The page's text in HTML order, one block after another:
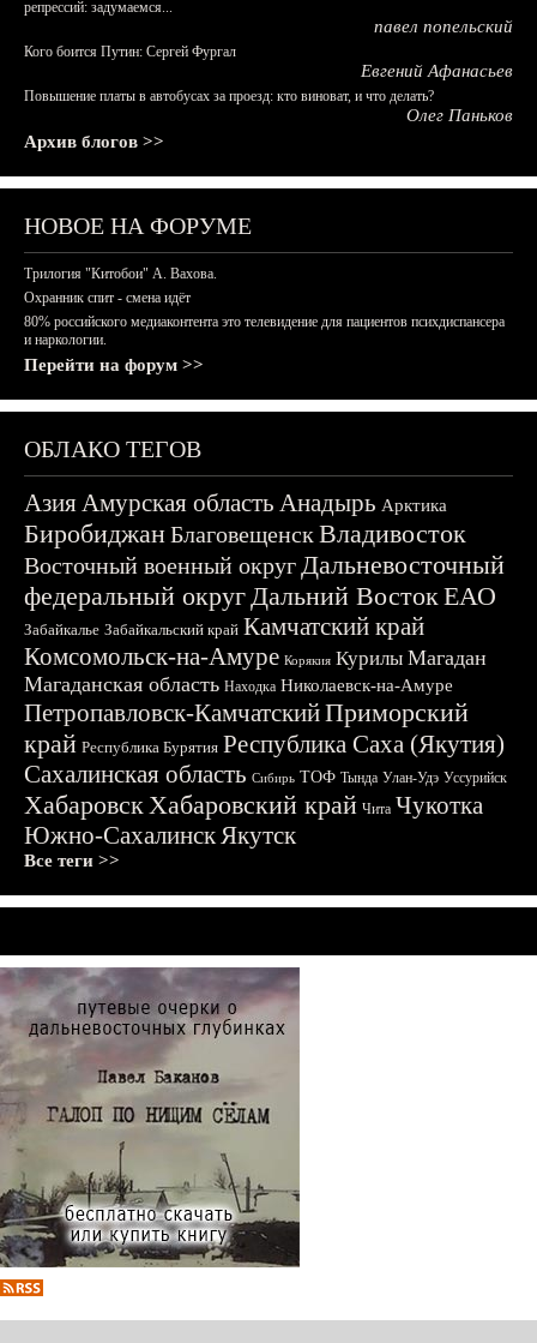
репрессий: задумаемся...
павел попельский
Кого боится Путин: Сергей Фургал
Евгений Афанасьев
Повышение платы в автобусах за проезд: кто виноват, и что делать?
Олег Паньков
Архив блогов >>
НОВОЕ НА ФОРУМЕ
Трилогия "Китобои" А. Вахова.
Охранник спит - смена идёт
80% российского медиаконтента это телевидение для пациентов психдиспансера
и наркологии.
Перейти на форум >>
ОБЛАКО ТЕГОВ
АзияАмурская область Анадырь Арктика
БиробиджанБлаговещенскВладивосток
Восточный военный округДальневосточный
федеральный округДальний ВостокЕАО
Забайкалье Забайкальский край Камчатский край
Комсомольск-на-Амуре Корякия Курилы Магадан
Магаданская область Находка Николаевск-на-Амуре
Петропавловск-КамчатскийПриморский
край Республика Бурятия Республика Саха (Якутия)
Сахалинская область Сибирь ТОФ Тында Улан-Удэ Уссурийск
ХабаровскХабаровский край Чита Чукотка
Южно-СахалинскЯкутск
Все теги >>